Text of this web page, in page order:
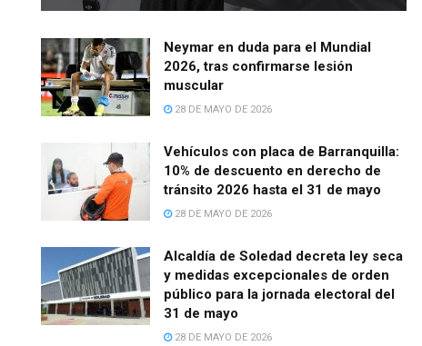
Neymar en duda para el Mundial
2026, tras confirmarse lesión
muscular
28 DE MAYO DE 2026
Vehículos con placa de Barranquilla:
10% de descuento en derecho de
tránsito 2026 hasta el 31 de mayo
28 DE MAYO DE 2026
Alcaldía de Soledad decreta ley seca
y medidas excepcionales de orden
público para la jornada electoral del
31 de mayo
28 DE MAYO DE 2026